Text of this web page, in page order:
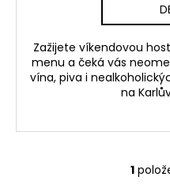
Zažijete víkendovou
menu a čeká vás
vína, piva i
na
1